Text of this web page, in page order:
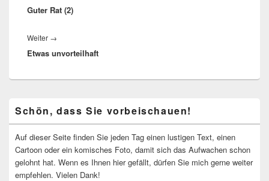
Beitrag:
Guter Rat (2)
Weiter →
Beitrag:
Etwas unvorteilhaft
Seitenleisten-
Widgetbereich
Schön, dass Sie vorbeischauen!
Auf dieser Seite finden Sie jeden Tag einen lustigen Text, einen
Cartoon oder ein komisches Foto, damit sich das Aufwachen schon
gelohnt hat. Wenn es Ihnen hier gefällt, dürfen Sie mich gerne weiter
empfehlen. Vielen Dank!